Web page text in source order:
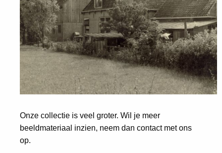
Onze collectie is veel groter. Wil je meer
beeldmateriaal inzien, neem dan contact met ons
op.